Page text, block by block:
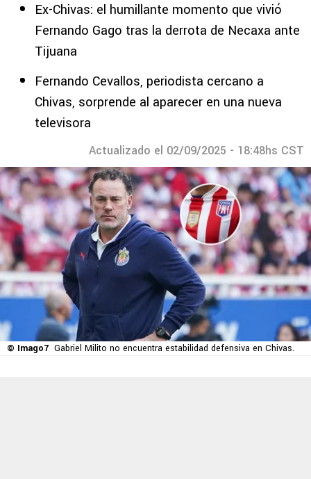
Ex-Chivas: el humillante momento que vivió
Fernando Gago tras la derrota de Necaxa ante
Tijuana
Fernando Cevallos, periodista cercano a
Chivas, sorprende al aparecer en una nueva
televisora
Actualizado el 02/09/2025 - 18:48hs CST
© Imago7 Gabriel Milito no encuentra estabilidad defensiva en Chivas.